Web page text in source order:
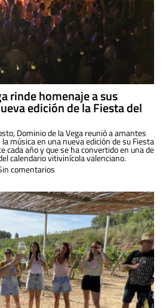
rinde homenaje a sus
edición de la Fiesta del
Dominio de la Vega reunió a amantes
música en una nueva edición de su Fiesta
cada año y que se ha convertido en una de
calendario vitivinícola valenciano.
comentarios